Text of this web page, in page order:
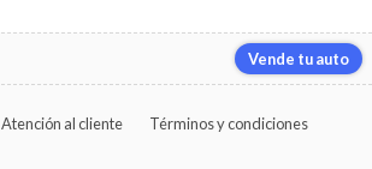
Vende tu auto
Atención al cliente Términos y condiciones